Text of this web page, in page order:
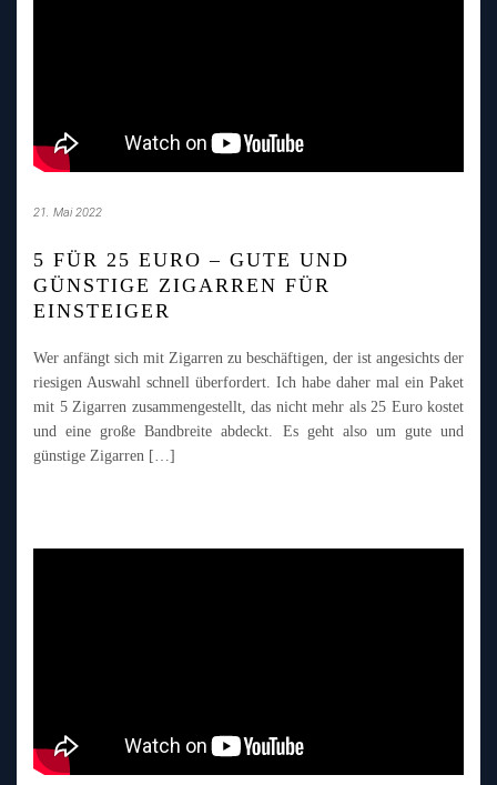
21. Mai 2022
5 FÜR 25 EURO – GUTE UND
GÜNSTIGE ZIGARREN FÜR
EINSTEIGER
Wer anfängt sich mit Zigarren zu beschäftigen, der ist angesichts der
riesigen Auswahl schnell überfordert. Ich habe daher mal ein Paket
mit 5 Zigarren zusammengestellt, das nicht mehr als 25 Euro kostet
und eine große Bandbreite abdeckt. Es geht also um gute und
günstige Zigarren […]